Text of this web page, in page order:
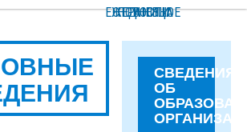
НОВОСТИ
ФАЙЛЫ
ЕЖЕДНЕВНОЕ
ПИТАНИЯ
СТРАНИЦА
СВЕДЕНИЯ
ОБ